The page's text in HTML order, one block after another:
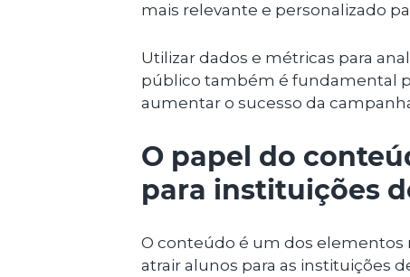
mais relevante e personalizado
Utilizar dados e métricas para
público também é fundamental
aumentar o sucesso da
O papel do
para instituições
O conteúdo é um dos
atrair alunos para as instituições